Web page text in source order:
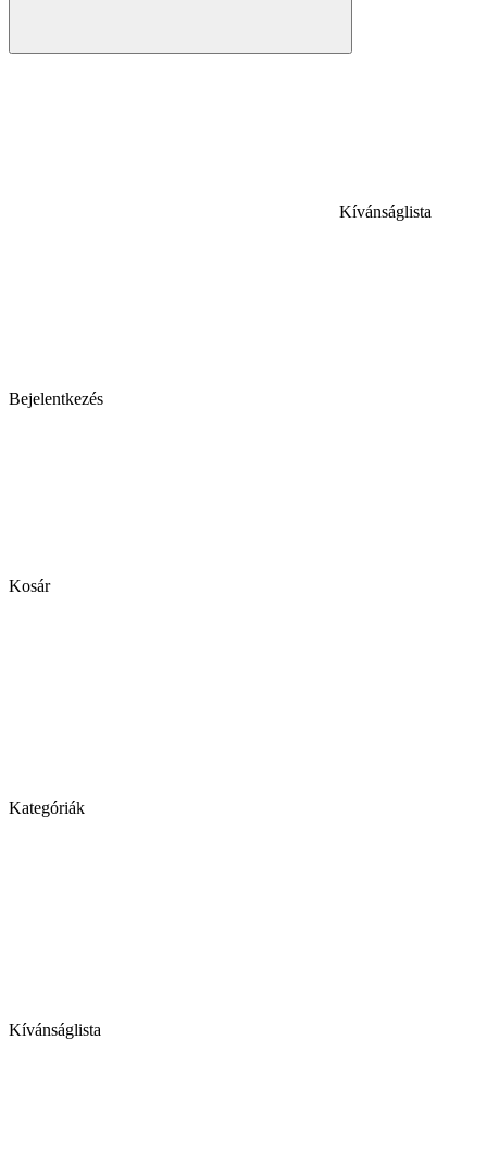
Kívánságlista
Bejelentkezés
Kosár
Kategóriák
Kívánságlista